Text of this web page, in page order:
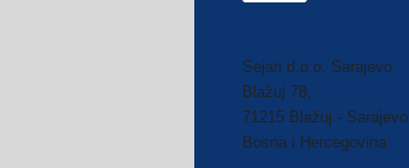
Sejari d.o.o. Sarajevo
Blažuj 78,
71215 Blažuj - Sarajevo
Bosna i Hercegovina